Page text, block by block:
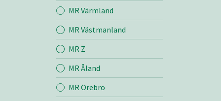
MR Värmland
MR Västmanland
MR Z
MR Åland
MR Örebro